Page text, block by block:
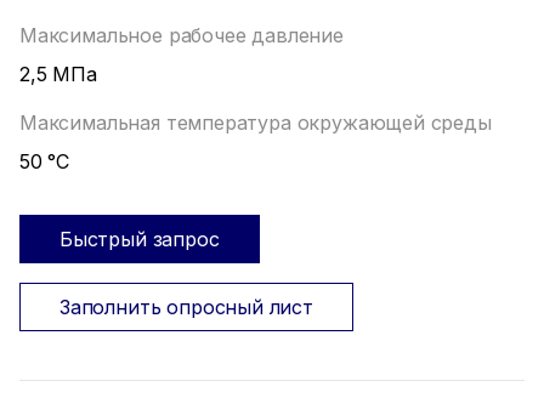
Максимальное рабочее давление
2,5 МПа
Максимальная температура окружающей среды
50 °С
Быстрый запрос
Заполнить опросный лист